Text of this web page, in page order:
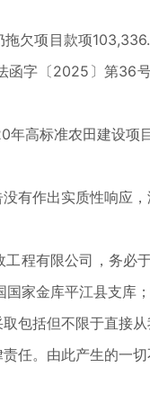
项目款项
函字〔2025〕第36
标准农田建设项
作出实质性响应，
有限公司，务必
家金库平江县支库
括但不限于直接从
任。由此产生的一